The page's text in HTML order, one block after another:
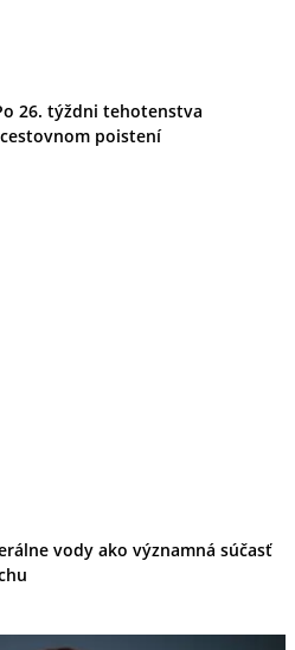
26. týždni tehotenstva
poistení
vody ako významná súčasť